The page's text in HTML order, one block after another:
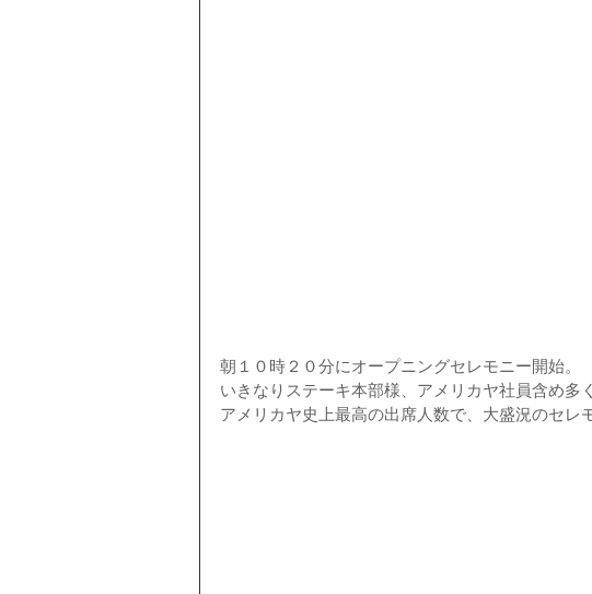
朝１０時２０分にオープニングセレモニー開始。
いきなりステーキ本部様、アメリカヤ社員含め多
アメリカヤ史上最高の出席人数で、大盛況のセレ